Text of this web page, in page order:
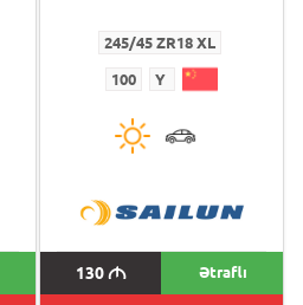
245/45 ZR18 XL
100 Y
130M Ətraflı